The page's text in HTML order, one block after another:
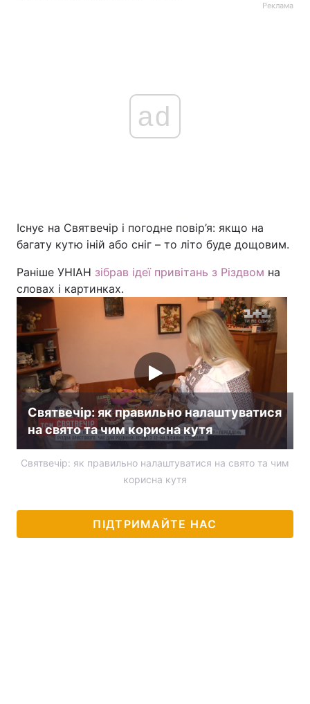
Реклама
ad
Існує на Святвечір і погодне повір’я: якщо на
багату кутю іній або сніг – то літо буде дощовим.
Раніше УНІАН зібрав ідеї привітань з Різдвом на
словах і картинках.
Святвечір: як правильно налаштуватися
на свято та чим корисна кутя
Святвечір: як правильно налаштуватися на свято та чим
корисна кутя
ПІДТРИМАЙТЕ НАС